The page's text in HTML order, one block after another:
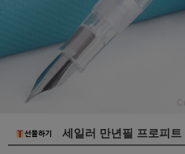
세일러 만년필 프로피